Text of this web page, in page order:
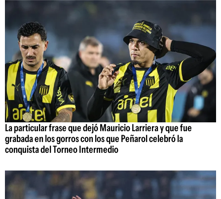
La particular frase que dejó Mauricio Larriera y que fue
grabada en los gorros con los que Peñarol celebró la
conquista del Torneo Intermedio